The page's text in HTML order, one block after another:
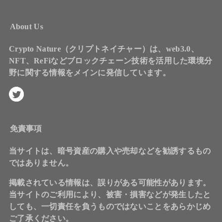
About Us
Crypto Nature（クリプトネイチャー）は、web3.0、
NFT、ReFiなどブロックチェーン技術を活用した環境分
野に関する情報をメインに発信しています。
免責事項
当サイトは、暗号資産の購入や売却などを勧誘するもの
ではありません。
掲載されている情報は、誤りがある可能性があります。
当サイトのご利用により、被害・損害などが発生したと
しても、一切責任を負うものではないことをあらかじめ
ご了承ください。